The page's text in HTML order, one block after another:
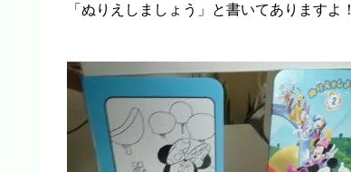
「ぬりえしましょう」と書いてありますよ！